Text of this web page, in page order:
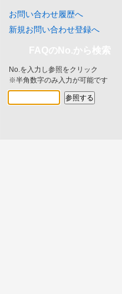
お問い合わせ履歴へ
新規お問い合わせ登録へ
No.を入力し参照をクリック
※半角数字のみ入力が可能です